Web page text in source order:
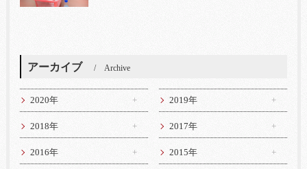
アーカイブ Archive
2020年 2019年
2018年 2017年
2016年 2015年